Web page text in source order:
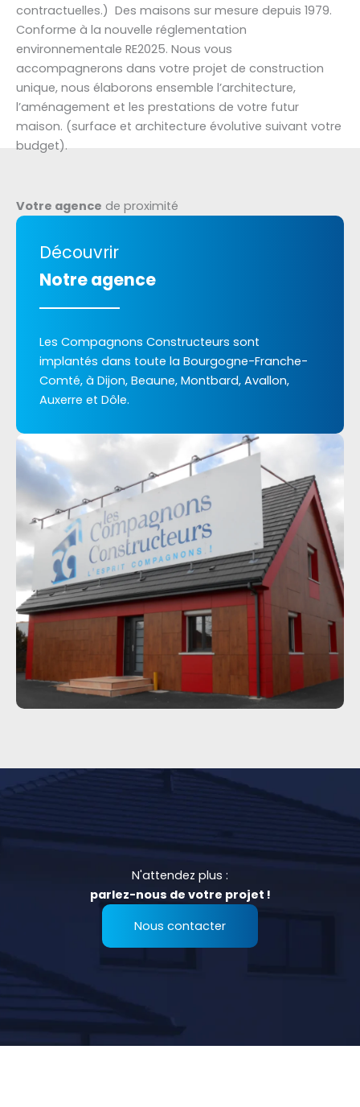
contractuelles.) Des maisons sur mesure depuis 1979.
Conforme à la nouvelle réglementation
environnementale RE2025. Nous vous
accompagnerons dans votre projet de construction
unique, nous élaborons ensemble l’architecture,
l’aménagement et les prestations de votre futur
maison. (surface et architecture évolutive suivant votre
budget).
Votre agence de proximité
Découvrir
Notre agence
Les Compagnons Constructeurs sont
implantés dans toute la Bourgogne-Franche-
Comté, à Dijon, Beaune, Montbard, Avallon,
Auxerre et Dôle.
N'attendez plus :
parlez-nous de votre projet !
Nous contacter